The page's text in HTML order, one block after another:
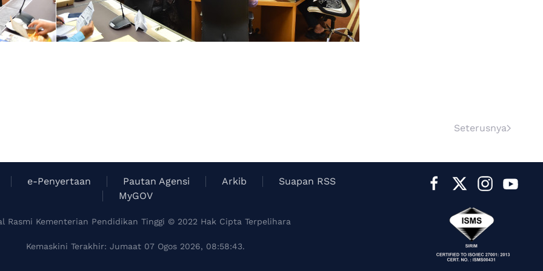
Seterusnya
e-Penyertaan Pautan Agensi Arkib
Suapan RSS
MyGOV
Rasmi Kementerian Pendidikan Tinggi © 2022 Hak Cipta Terpelihara
Kemaskini Terakhir: Jumaat 07 Ogos 2026, 08:58:43.